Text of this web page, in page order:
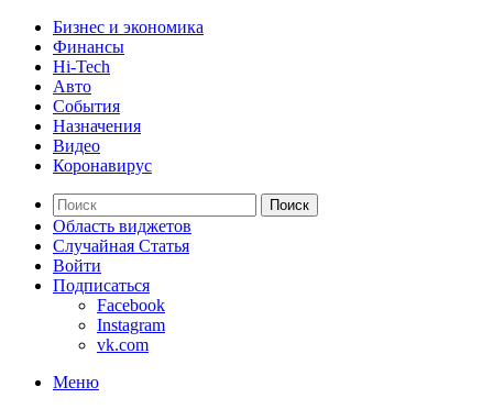
Бизнес и экономика
Финансы
Hi-Tech
Авто
События
Назначения
Видео
Коронавирус
Поиск
Область виджетов
Случайная Статья
Войти
Подписаться
Facebook
Instagram
vk.com
Меню